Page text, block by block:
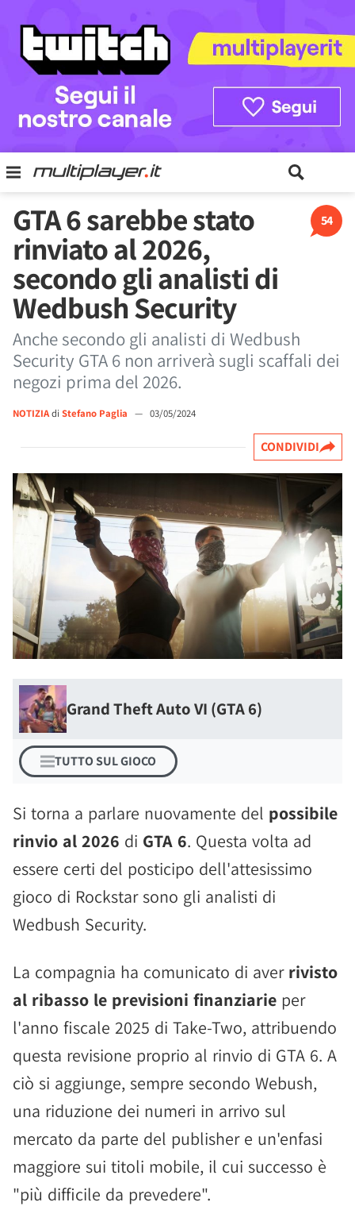
54
GTA 6 sarebbe stato
rinviato al 2026,
secondo gli analisti di
Wedbush Security
Anche secondo gli analisti di Wedbush
Security GTA 6 non arriverà sugli scaffali dei
negozi prima del 2026.
NOTIZIAdi Stefano Paglia — 03/05/2024
CONDIVIDI
Grand Theft Auto VI (GTA 6)
TUTTO SUL GIOCO
Si torna a parlare nuovamente del possibile
rinvio al 2026 di GTA 6. Questa volta ad
essere certi del posticipo dell'attesissimo
gioco di Rockstar sono gli analisti di
Wedbush Security.
La compagnia ha comunicato di aver rivisto
al ribasso le previsioni finanziarie per
l'anno fiscale 2025 di Take-Two, attribuendo
questa revisione proprio al rinvio di GTA 6. A
ciò si aggiunge, sempre secondo Webush,
una riduzione dei numeri in arrivo sul
mercato da parte del publisher e un'enfasi
maggiore sui titoli mobile, il cui successo è
"più difficile da prevedere".